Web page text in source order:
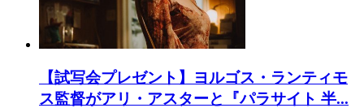
【試写会プレゼント】ヨルゴス・ランティモ
ス監督がアリ・アスターと『パラサイト 半...